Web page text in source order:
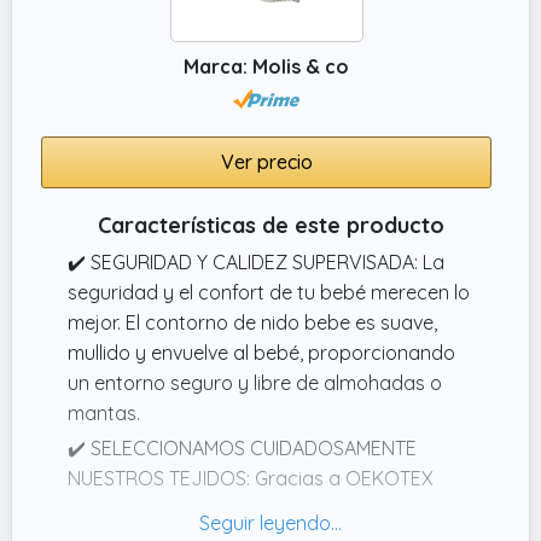
Marca: Molis & co
Ver precio
Características de este producto
✔️ SEGURIDAD Y CALIDEZ SUPERVISADA: La
seguridad y el confort de tu bebé merecen lo
mejor. El contorno de nido bebe es suave,
mullido y envuelve al bebé, proporcionando
un entorno seguro y libre de almohadas o
mantas.
✔️ SELECCIONAMOS CUIDADOSAMENTE
NUESTROS TEJIDOS: Gracias a OEKOTEX